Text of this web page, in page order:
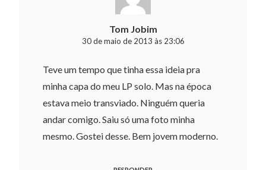
Tom Jobim
30 de maio de 2013 às 23:06
Teve um tempo que tinha essa ideia pra
minha capa do meu LP solo. Mas na época
estava meio transviado. Ninguém queria
andar comigo. Saiu só uma foto minha
mesmo. Gostei desse. Bem jovem moderno.